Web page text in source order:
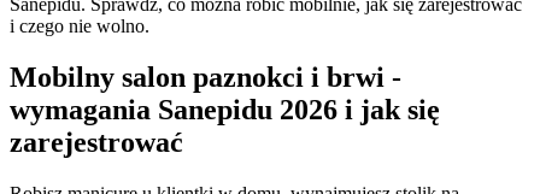
i czego nie wolno.
Mobilny salon paznokci i brwi -
wymagania Sanepidu 2026 i jak się
zarejestrować